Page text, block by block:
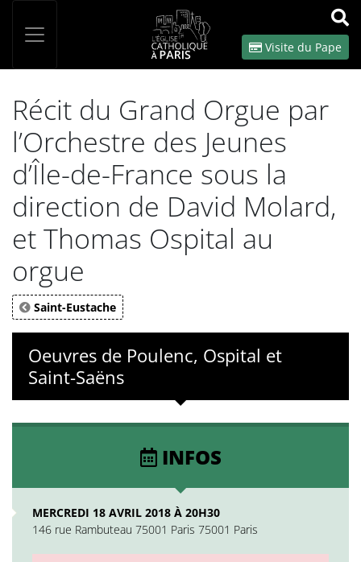
OK
Visite du Pape
Récit du Grand Orgue par
l’Orchestre des Jeunes
d’Île-de-France sous la
direction de David Molard,
et Thomas Ospital au
orgue
Saint-Eustache
Oeuvres de Poulenc, Ospital et
Saint-Saëns
INFOS
MERCREDI 18 AVRIL 2018 À 20H30
146 rue Rambuteau 75001 Paris 75001 Paris
Panneau de gestion des cookies